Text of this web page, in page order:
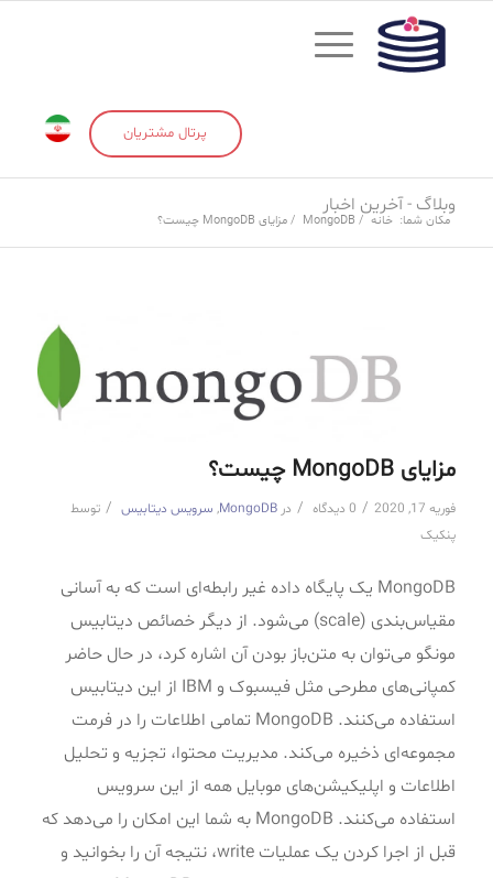
پرتال مشتریان
وبلاگ - آخرین اخبار
مکان شما: خانه /
MongoDB
/ مزایای MongoDB چیست؟
مزایای MongoDB چیست؟
فوریه 17, 2020 / 0 دیدگاه / در MongoDB
, سرویس دیتابیس / توسط
پنکیک
MongoDB یک پایگاه داده غیر رابطه‌ای است که به آسانی
مقیاس‌بندی (scale) می‌شود. از دیگر خصائص دیتابیس
مونگو می‌توان به متن‌باز بودن آن اشاره کرد، در حال حاضر
کمپانی‌های مطرحی مثل فیسبوک و IBM از این دیتابیس
استفاده می‌کنند. MongoDB تمامی اطلاعات را در فرمت
مجموعه‌ای ذخیره می‌کند. مدیریت محتوا، تجزیه و تحلیل
اطلاعات و اپلیکیشن‌های موبایل همه از این سرویس
استفاده می‌کنند. MongoDB به شما این امکان را می‌دهد که
قبل از اجرا کردن یک عملیات write، نتیجه آن را بخوانید و